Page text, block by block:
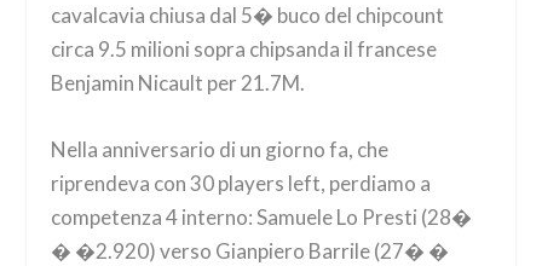
cavalcavia chiusa dal 5� buco del chipcount
circa 9.5 milioni sopra chipsanda il francese
Benjamin Nicault per 21.7M.
Nella anniversario di un giorno fa, che
riprendeva con 30 players left, perdiamo a
competenza 4 interno: Samuele Lo Presti (28�
� �2.920) verso Gianpiero Barrile (27� �